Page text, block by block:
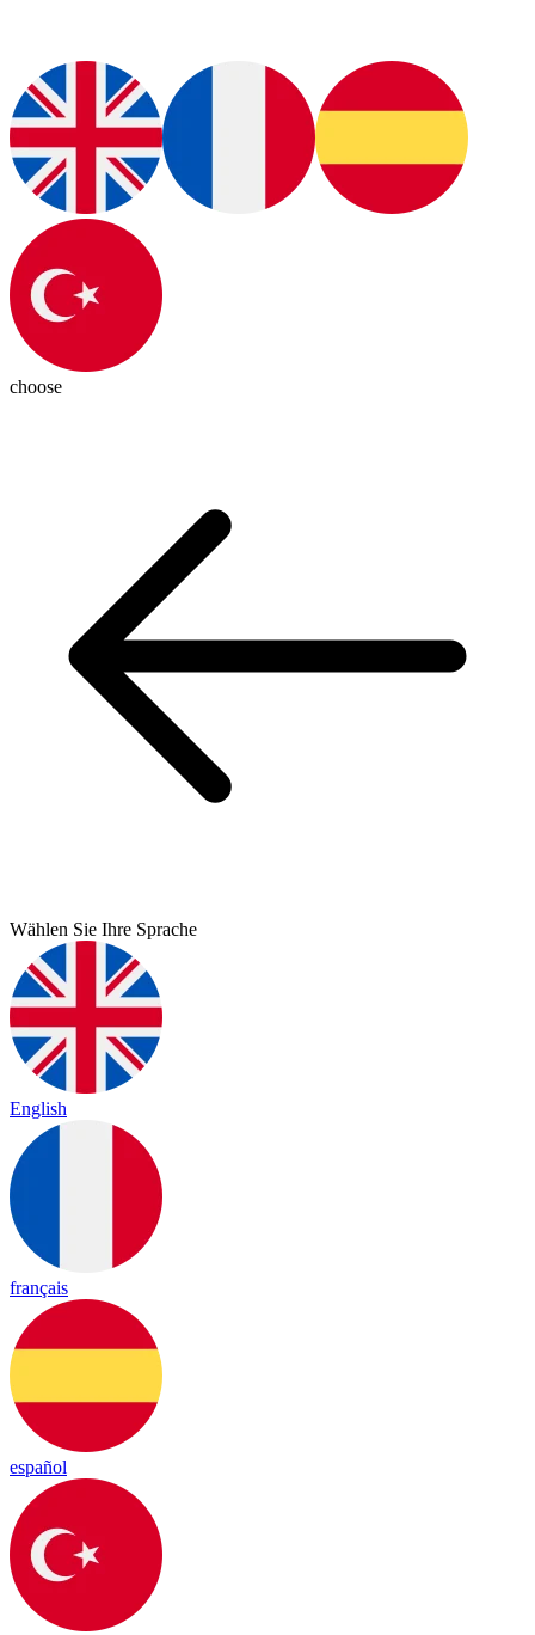
choose
Wählen Sie Ihre Sprache
English
français
español